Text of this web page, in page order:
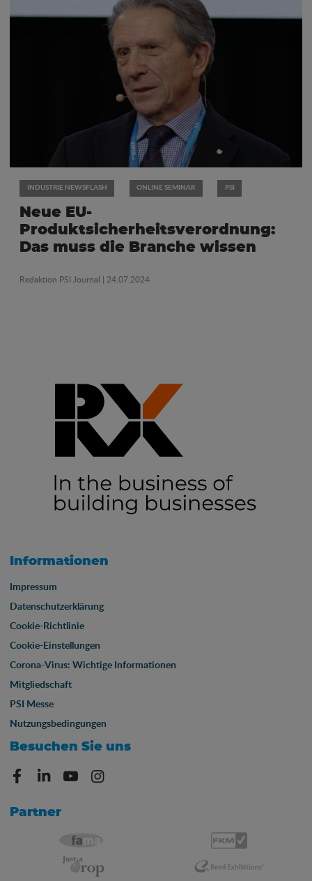
INDUSTRIE NEWSFLASH ONLINE SEMINAR PSI
Neue EU-
Produktsicherheitsverordnung:
Das muss die Branche wissen
Redaktion PSI Journal | 24.07.2024
Informationen
Impressum
Datenschutzerklärung
Cookie-Richtlinie
Cookie-Einstellungen
Corona-Virus: Wichtige Informationen
Mitgliedschaft
PSI Messe
Nutzungsbedingungen
Besuchen Sie uns
Partner